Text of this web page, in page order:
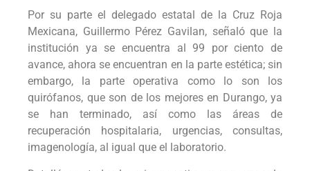
Por su parte el delegado estatal de la Cruz Roja
Mexicana, Guillermo Pérez Gavilan, señaló que la
institución ya se encuentra al 99 por ciento de
avance, ahora se encuentran en la parte estética; sin
embargo, la parte operativa como lo son los
quirófanos, que son de los mejores en Durango, ya
se han terminado, así como las áreas de
recuperación hospitalaria, urgencias, consultas,
imagenología, al igual que el laboratorio.